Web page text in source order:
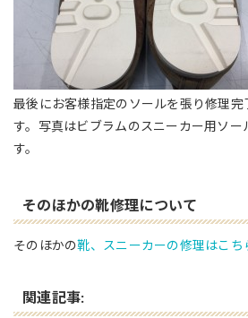
最後にお客様指定のソールを張り修理完
す。写真はビブラムのスニーカー用ソー
す。
そのほかの靴修理について
そのほかの靴、スニーカーの修理はこち
関連記事: